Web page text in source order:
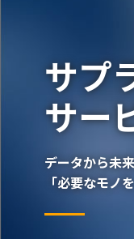
サプ
サー
データから未
「必要なモノ